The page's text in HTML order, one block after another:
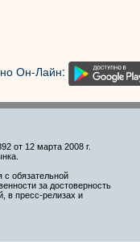
Он-Лайн:
от 12 марта 2008 г.
с обязательной
за достоверность
в пресс-релизах и